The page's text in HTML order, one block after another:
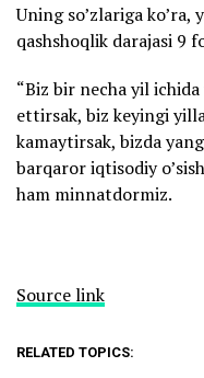
Uning so’zlariga
qashshoqlik darajasi 9
“Biz bir necha yil
ettirsak, biz keyingi
kamaytirsak, bizda
barqaror iqtisodiy
ham minnatdormiz.
Source link
RELATED TOPICS: